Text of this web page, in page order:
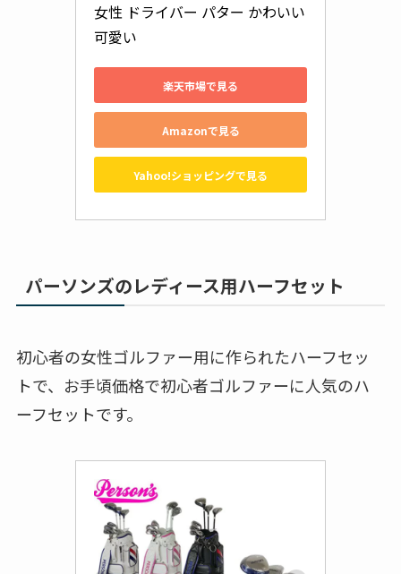
女性 ドライバー パター かわいい
可愛い
楽天市場で見る
Amazonで見る
Yahoo!ショッピングで見る
パーソンズのレディース用ハーフセット
初心者の女性ゴルファー用に作られたハーフセッ
トで、お手頃価格で初心者ゴルファーに人気のハ
ーフセットです。